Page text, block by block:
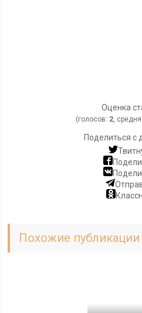
Оценка
(голосов: 2,
Поделиться с
Похожие публикации